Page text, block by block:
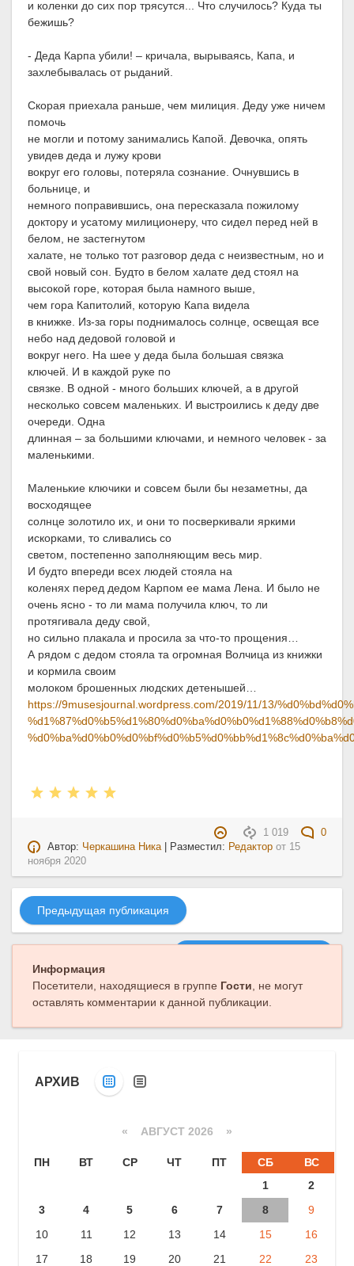
и коленки до сих пор трясутся... Что случилось? Куда ты
бежишь?
- Деда Карпа убили! – кричала, вырываясь, Капа, и
захлебывалась от рыданий.
Скорая приехала раньше, чем милиция. Деду уже ничем
помочь
не могли и потому занимались Капой. Девочка, опять
увидев деда и лужу крови
вокруг его головы, потеряла сознание. Очнувшись в
больнице, и
немного поправившись, она пересказала пожилому
доктору и усатому милиционеру, что сидел перед ней в
белом, не застегнутом
халате, не только тот разговор деда с неизвестным, но и
свой новый сон. Будто в белом халате дед стоял на
высокой горе, которая была намного выше,
чем гора Капитолий, которую Капа видела
в книжке. Из-за горы поднималось солнце, освещая все
небо над дедовой головой и
вокруг него. На шее у деда была большая связка
ключей. И в каждой руке по
связке. В одной - много больших ключей, а в другой
несколько совсем маленьких. И выстроились к деду две
очереди. Одна
длинная – за большими ключами, и немного человек - за
маленькими.
Маленькие ключики и совсем были бы незаметны, да
восходящее
солнце золотило их, и они то посверкивали яркими
искорками, то сливались со
светом, постепенно заполняющим весь мир.
И будто впереди всех людей стояла на
коленях перед дедом Карпом ее мама Лена. И было не
очень ясно - то ли мама получила ключ, то ли
протягивала деду свой,
но сильно плакала и просила за что-то прощения…
А рядом с дедом стояла та огромная Волчица из книжки
и кормила своим
молоком брошенных людских детенышей…
https://9musesjournal.wordpress.com/2019/11/13/
1 019
0
Автор: Черкашина Ника| Разместил: Редактор от 15
ноября 2020
Предыдущая публикация
Информация
Посетители, находящиеся в группе Гости, не могут
оставлять комментарии к данной публикации.
АРХИВ
« АВГУСТ 2026 »
ПН ВТ СР ЧТ ПТ СБ
ВС
1
2
3
4 5 6 7 8
9
10
11 12 13 14 15
16
17
18 19 20 21 22
23